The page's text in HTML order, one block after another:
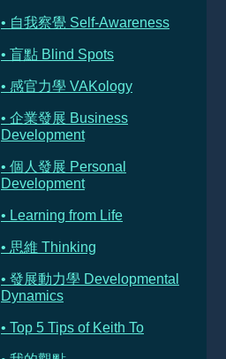
• 自我察覺 Self-Awareness
• 盲點 Blind Spots
• 感官力學 VAKology
• 企業發展 Business
Development
• 個人發展 Personal
Development
• Learning from Life
• 思維 Thinking
• 發展動力學 Developmental
Dynamics
• Top 5 Tips of Keith To